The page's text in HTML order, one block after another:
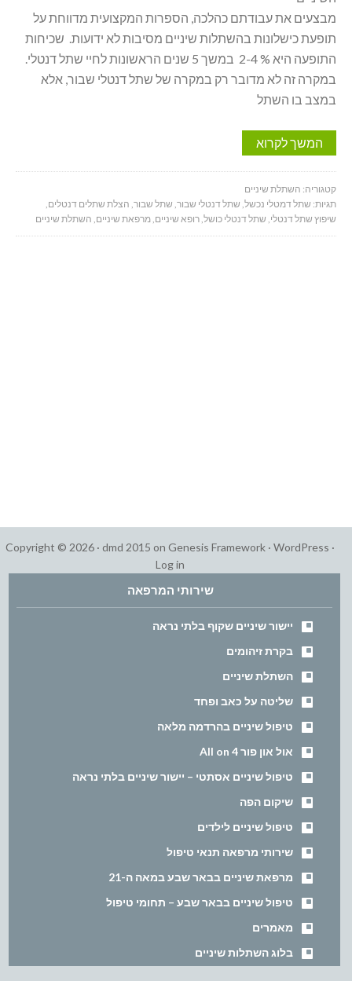
מבצעים את עבודתם כהלכה, הספרות המקצועית מדווחת על
תופעת כישלונות בהשתלות שיניים מסיבות לא ידועות. שכיחות
התופעה היא % 2-4 במשך 5 שנים הראשונות לחיי שתל דנטלי.
במקרה זה לא מדובר רק במקרה של שתל דנטלי שבור, אלא
במצב בו השתל
המשך לקרוא
קטגוריה: השתלת שיניים
תגיות: שתל דמטלי נכשל, שתל דנטלי שבור, שתל שבור, הצלת שתלים דנטלים,
שיפוץ שתל דנטלי, שתל דנטלי כושל,רופא שיניים,מרפאת שיניים, השתלת שיניים
Copyright © 2026 · dmd 2015 on Genesis Framework · WordPress ·
Log in
שירותי המרפאה
יישור שיניים שקוף בלתי נראה
בקרת זיהומים
השתלת שיניים
שליטה על כאב ופחד
טיפול שיניים בהרדמה מלאה
אול און פור All on 4
טיפול שיניים אסתטי – יישור שיניים בלתי נראה
שיקום הפה
טיפול שיניים לילדים
שירותי מרפאה תנאי טיפול
מרפאת שיניים בבאר שבע במאה ה-21
טיפול שיניים בבאר שבע – תחומי טיפול
מאמרים
בלוג השתלות שיניים